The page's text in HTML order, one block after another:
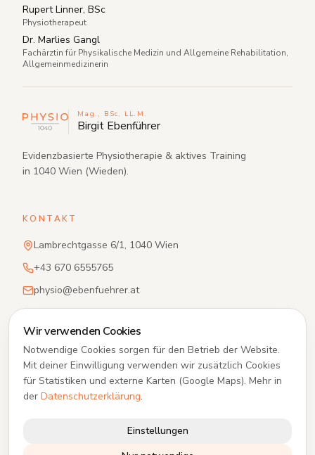
Rupert Linner, BSc
Physiotherapeut
Dr. Marlies Gangl
Fachärztin für Physikalische Medizin und Allgemeine Rehabilitation,
Allgemeinmedizinerin
Mag., BSc, LL.M.
Birgit Ebenführer
Evidenzbasierte Physiotherapie & aktives Training
in 1040 Wien (Wieden).
KONTAKT
Lambrechtgasse 6/1, 1040 Wien
+43 670 6555765
physio@ebenfuehrer.at
RECHTLICHES
Impressum
Datenschutz
AGB
Wir verwenden Cookies
Notwendige Cookies sorgen für den Betrieb der Website.
Mit deiner Einwilligung verwenden wir zusätzlich Cookies
für Statistiken und externe Karten (Google Maps). Mehr in
der Datenschutzerklärung.
Einstellungen